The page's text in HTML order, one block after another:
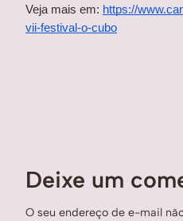
Veja mais em: https://
vii-festival-o-cubo
Deixe um
O seu endereço de e-mail